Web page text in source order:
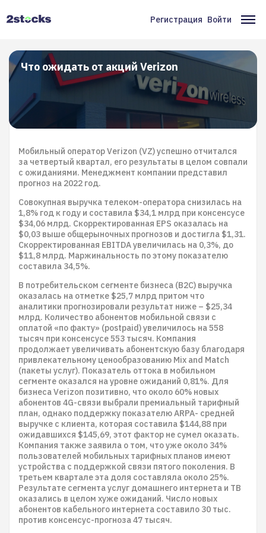
Меню
учётной
записи
пользователя
Регистрация Войти
Что ожидать от акций Verizon
Мобильный оператор Verizon (VZ) успешно отчитался
за четвертый квартал, его результаты в целом совпали
с ожиданиями. Менеджмент компании представил
прогноз на 2022 год.
Совокупная выручка телеком-оператора снизилась на
1,8% год к году и составила $34,1 млрд при консенсусе
$34,06 млрд. Скорректированная EPS оказалась на
$0,03 выше общерыночных прогнозов и достигла $1,31.
Скорректированная EBITDA увеличилась на 0,3%, до
$11,8 млрд. Маржинальность по этому показателю
составила 34,5%.
В потребительском сегменте бизнеса (B2C) выручка
оказалась на отметке $25,7 млрд притом что
аналитики прогнозировали результат ниже – $25,34
млрд. Количество абонентов мобильной связи с
оплатой «по факту» (postpaid) увеличилось на 558
тысяч при консенсусе 553 тысяч. Компания
продолжает увеличивать абонентскую базу благодаря
привлекательному ценообразованию Mix and Match
(пакеты услуг). Показатель оттока в мобильном
сегменте оказался на уровне ожиданий 0,81%. Для
бизнеса Verizon позитивно, что около 60% новых
абонентов 4G-связи выбрали премиальный тарифный
план, однако поддержку показателю ARPA- средней
выручке с клиента, которая составила $144,88 при
ожидавшихся $145,69, этот фактор не сумел оказать.
Компания также заявила о том, что уже около 34%
пользователей мобильных тарифных планов имеют
устройства с поддержкой связи пятого поколения. В
третьем квартале эта доля составляла около 25%.
Результате сегмента услуг домашнего интернета и ТВ
оказались в целом хуже ожиданий. Число новых
абонентов кабельного интернета составило 30 тыс.
против консенсус-прогноза 47 тысяч.